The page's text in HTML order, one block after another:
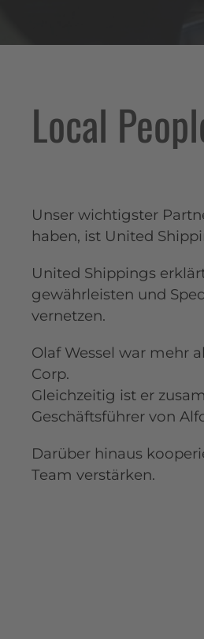
Local
Unser wichtigster
haben, ist United
United Shippings
gewährleisten und
vernetzen.
Olaf Wessel war mehr
Corp.
Gleichzeitig ist er
Geschäftsführer von
Darüber hinaus
Team verstärken.